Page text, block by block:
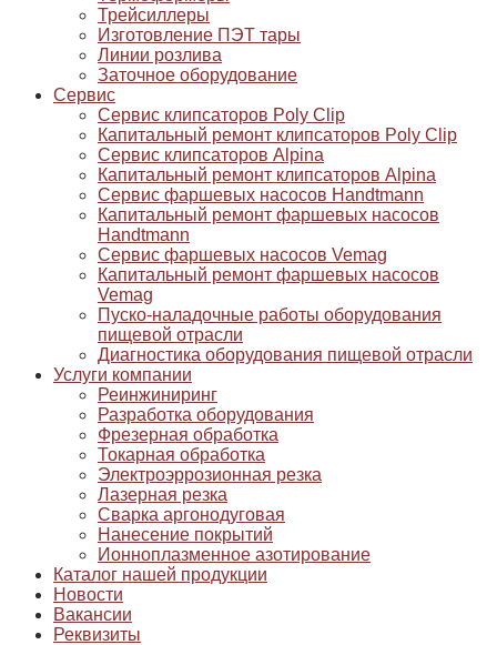
Трейсиллеры
Изготовление ПЭТ тары
Линии розлива
Заточное оборудование
Сервис
Сервис клипсаторов Poly Clip
Капитальный ремонт клипсаторов Poly Clip
Сервис клипсаторов Alpina
Капитальный ремонт клипсаторов Alpina
Сервис фаршевых насосов Handtmann
Капитальный ремонт фаршевых насосов
Handtmann
Сервис фаршевых насосов Vemag
Капитальный ремонт фаршевых насосов
Vemag
Пуско-наладочные работы оборудования
пищевой отрасли
Диагностика оборудования пищевой отрасли
Услуги компании
Реинжиниринг
Разработка оборудования
Фрезерная обработка
Токарная обработка
Электроэррозионная резка
Лазерная резка
Сварка аргонодуговая
Нанесение покрытий
Ионноплазменное азотирование
Каталог нашей продукции
Новости
Вакансии
Реквизиты